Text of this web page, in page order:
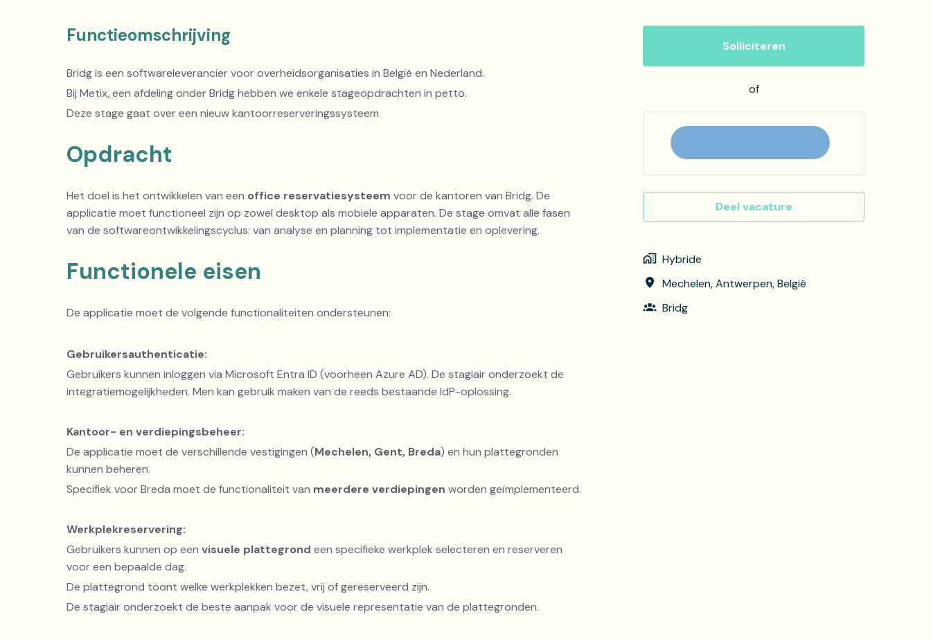
Functieomschrijving
Bridg is een softwareleverancier voor overheidsorganisaties in België en Nederland.
Bij Metix, een afdeling onder Bridg hebben we enkele stageopdrachten in petto.
Deze stage gaat over een nieuw kantoorreserveringssysteem
Opdracht
Het doel is het ontwikkelen van een office reservatiesysteem voor de kantoren van Bridg. De
applicatie moet functioneel zijn op zowel desktop als mobiele apparaten. De stage omvat alle fasen
van de softwareontwikkelingscyclus: van analyse en planning tot implementatie en oplevering.
Functionele eisen
De applicatie moet de volgende functionaliteiten ondersteunen:
Gebruikersauthenticatie:
Gebruikers kunnen inloggen via Microsoft Entra ID (voorheen Azure AD). De stagiair onderzoekt de
integratiemogelijkheden. Men kan gebruik maken van de reeds bestaande IdP-oplossing.
Kantoor- en verdiepingsbeheer:
De applicatie moet de verschillende vestigingen (Mechelen, Gent, Breda) en hun plattegronden
kunnen beheren.
Specifiek voor Breda moet de functionaliteit van meerdere verdiepingen worden geïmplementeerd.
Werkplekreservering:
Gebruikers kunnen op een visuele plattegrond een specifieke werkplek selecteren en reserveren
voor een bepaalde dag.
De plattegrond toont welke werkplekken bezet, vrij of gereserveerd zijn.
De stagiair onderzoekt de beste aanpak voor de visuele representatie van de plattegronden.
Solliciteren
of
Deel vacature
Hybride
Mechelen,Antwerpen,België
Bridg